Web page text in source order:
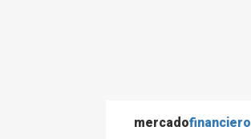
mercadofinanciero